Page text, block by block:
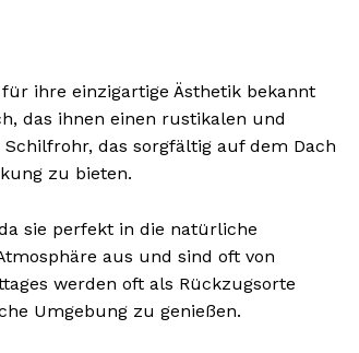
ihre einzigartige Ästhetik bekannt
das ihnen einen rustikalen und
das sorgfältig auf dem Dach
zu bieten.
sie perfekt in die natürliche
aus und sind oft von
werden oft als Rückzugsorte
Umgebung zu genießen.